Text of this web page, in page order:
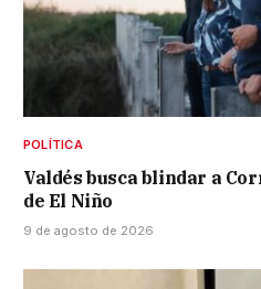
POLÍTICA
Valdés busca blindar a
de El Niño
9 de agosto de 2026